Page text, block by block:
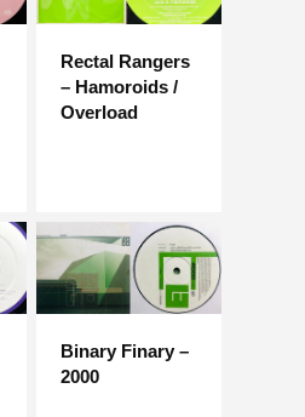
Rectal Rangers
– Hamoroids /
Overload
Binary Finary –
2000